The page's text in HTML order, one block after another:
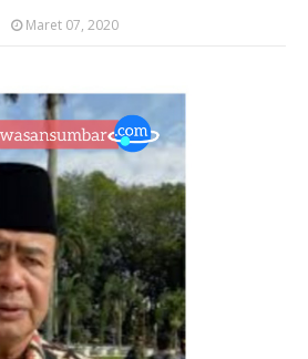
Maret 07, 2020